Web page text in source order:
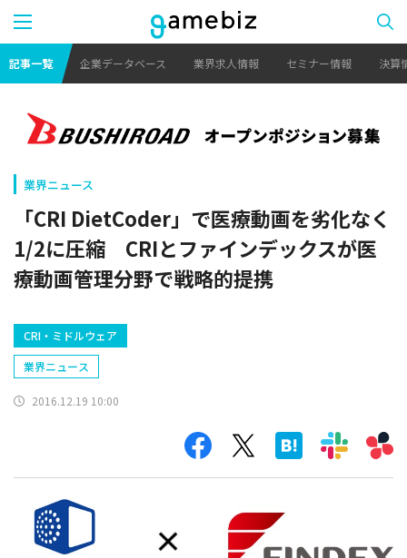
記事一覧 企業データベース 業界求人情報 セミナー情報 決算
業界ニュース
「CRI DietCoder」で医療動画を劣化なく
1/2に圧縮 CRIとファインデックスが医
療動画管理分野で戦略的提携
CRI・ミドルウェア
業界ニュース
2016.12.19 10:00